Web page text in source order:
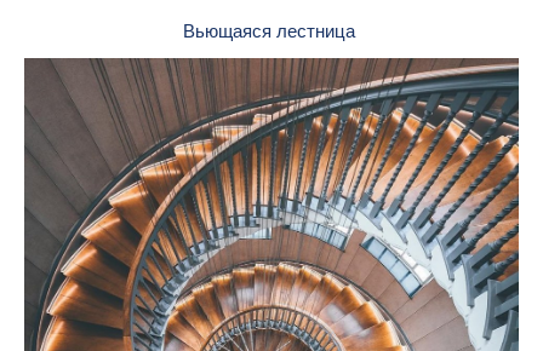
Вьющаяся лестница